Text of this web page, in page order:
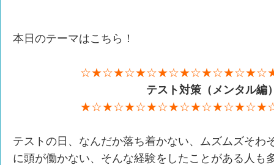
本日のテーマはこちら！
テスト対策（メンタル編
テストの日、なんだか落ち着かない、ムズムズそわ
に頭が働かない、そんな経験をしたことがある人も